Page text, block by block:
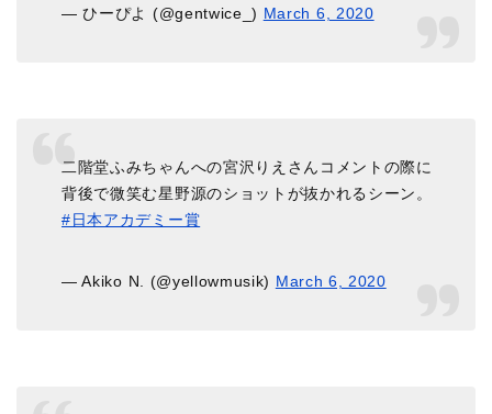
— ひーぴよ (@gentwice_) March 6, 2020
二階堂ふみちゃんへの宮沢りえさんコメントの際に
背後で微笑む星野源のショットが抜かれるシーン。
#日本アカデミー賞
— Akiko N. (@yellowmusik) March 6, 2020